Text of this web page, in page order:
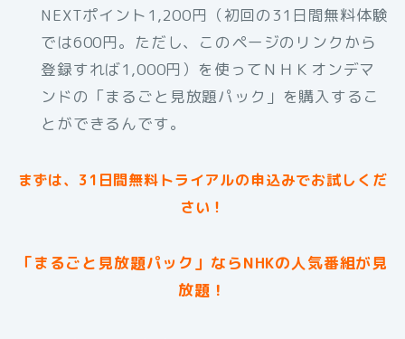
NEXTポイント1,200円（初回の31日間無料体験
では600円。ただし、このページのリンクから
登録すれば1,000円）を使ってＮＨＫオンデマ
ンドの「まるごと見放題パック」を購入するこ
とができるんです。
まずは、31日間無料トライアルの申込みでお試しくだ
さい！
「まるごと見放題パック」ならNHKの人気番組が見
放題！